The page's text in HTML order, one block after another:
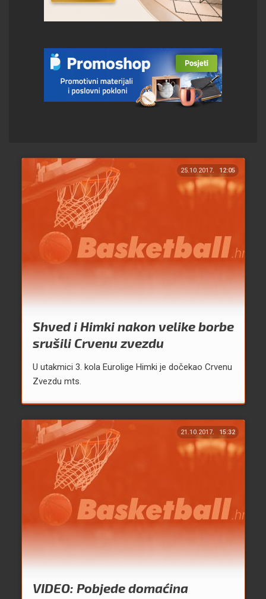
25.10.2017. 12:05
Shved i Himki nakon velike borbe
srušili Crvenu zvezdu
U utakmici 3. kola Eurolige Himki je dočekao Crvenu
Zvezdu mts.
21.10.2017. 15:32
VIDEO: Pobjede domaćina